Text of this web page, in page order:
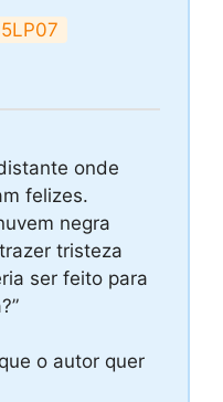
onde
felizes.
negra
tristeza
ser feito para
o autor quer